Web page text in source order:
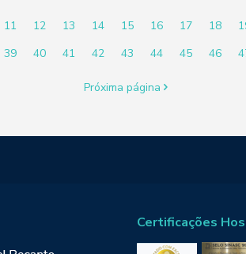
11 12 13 14 15 16 17 18
39 40 41 42 43 44 45 46
Próxima página
Certificações